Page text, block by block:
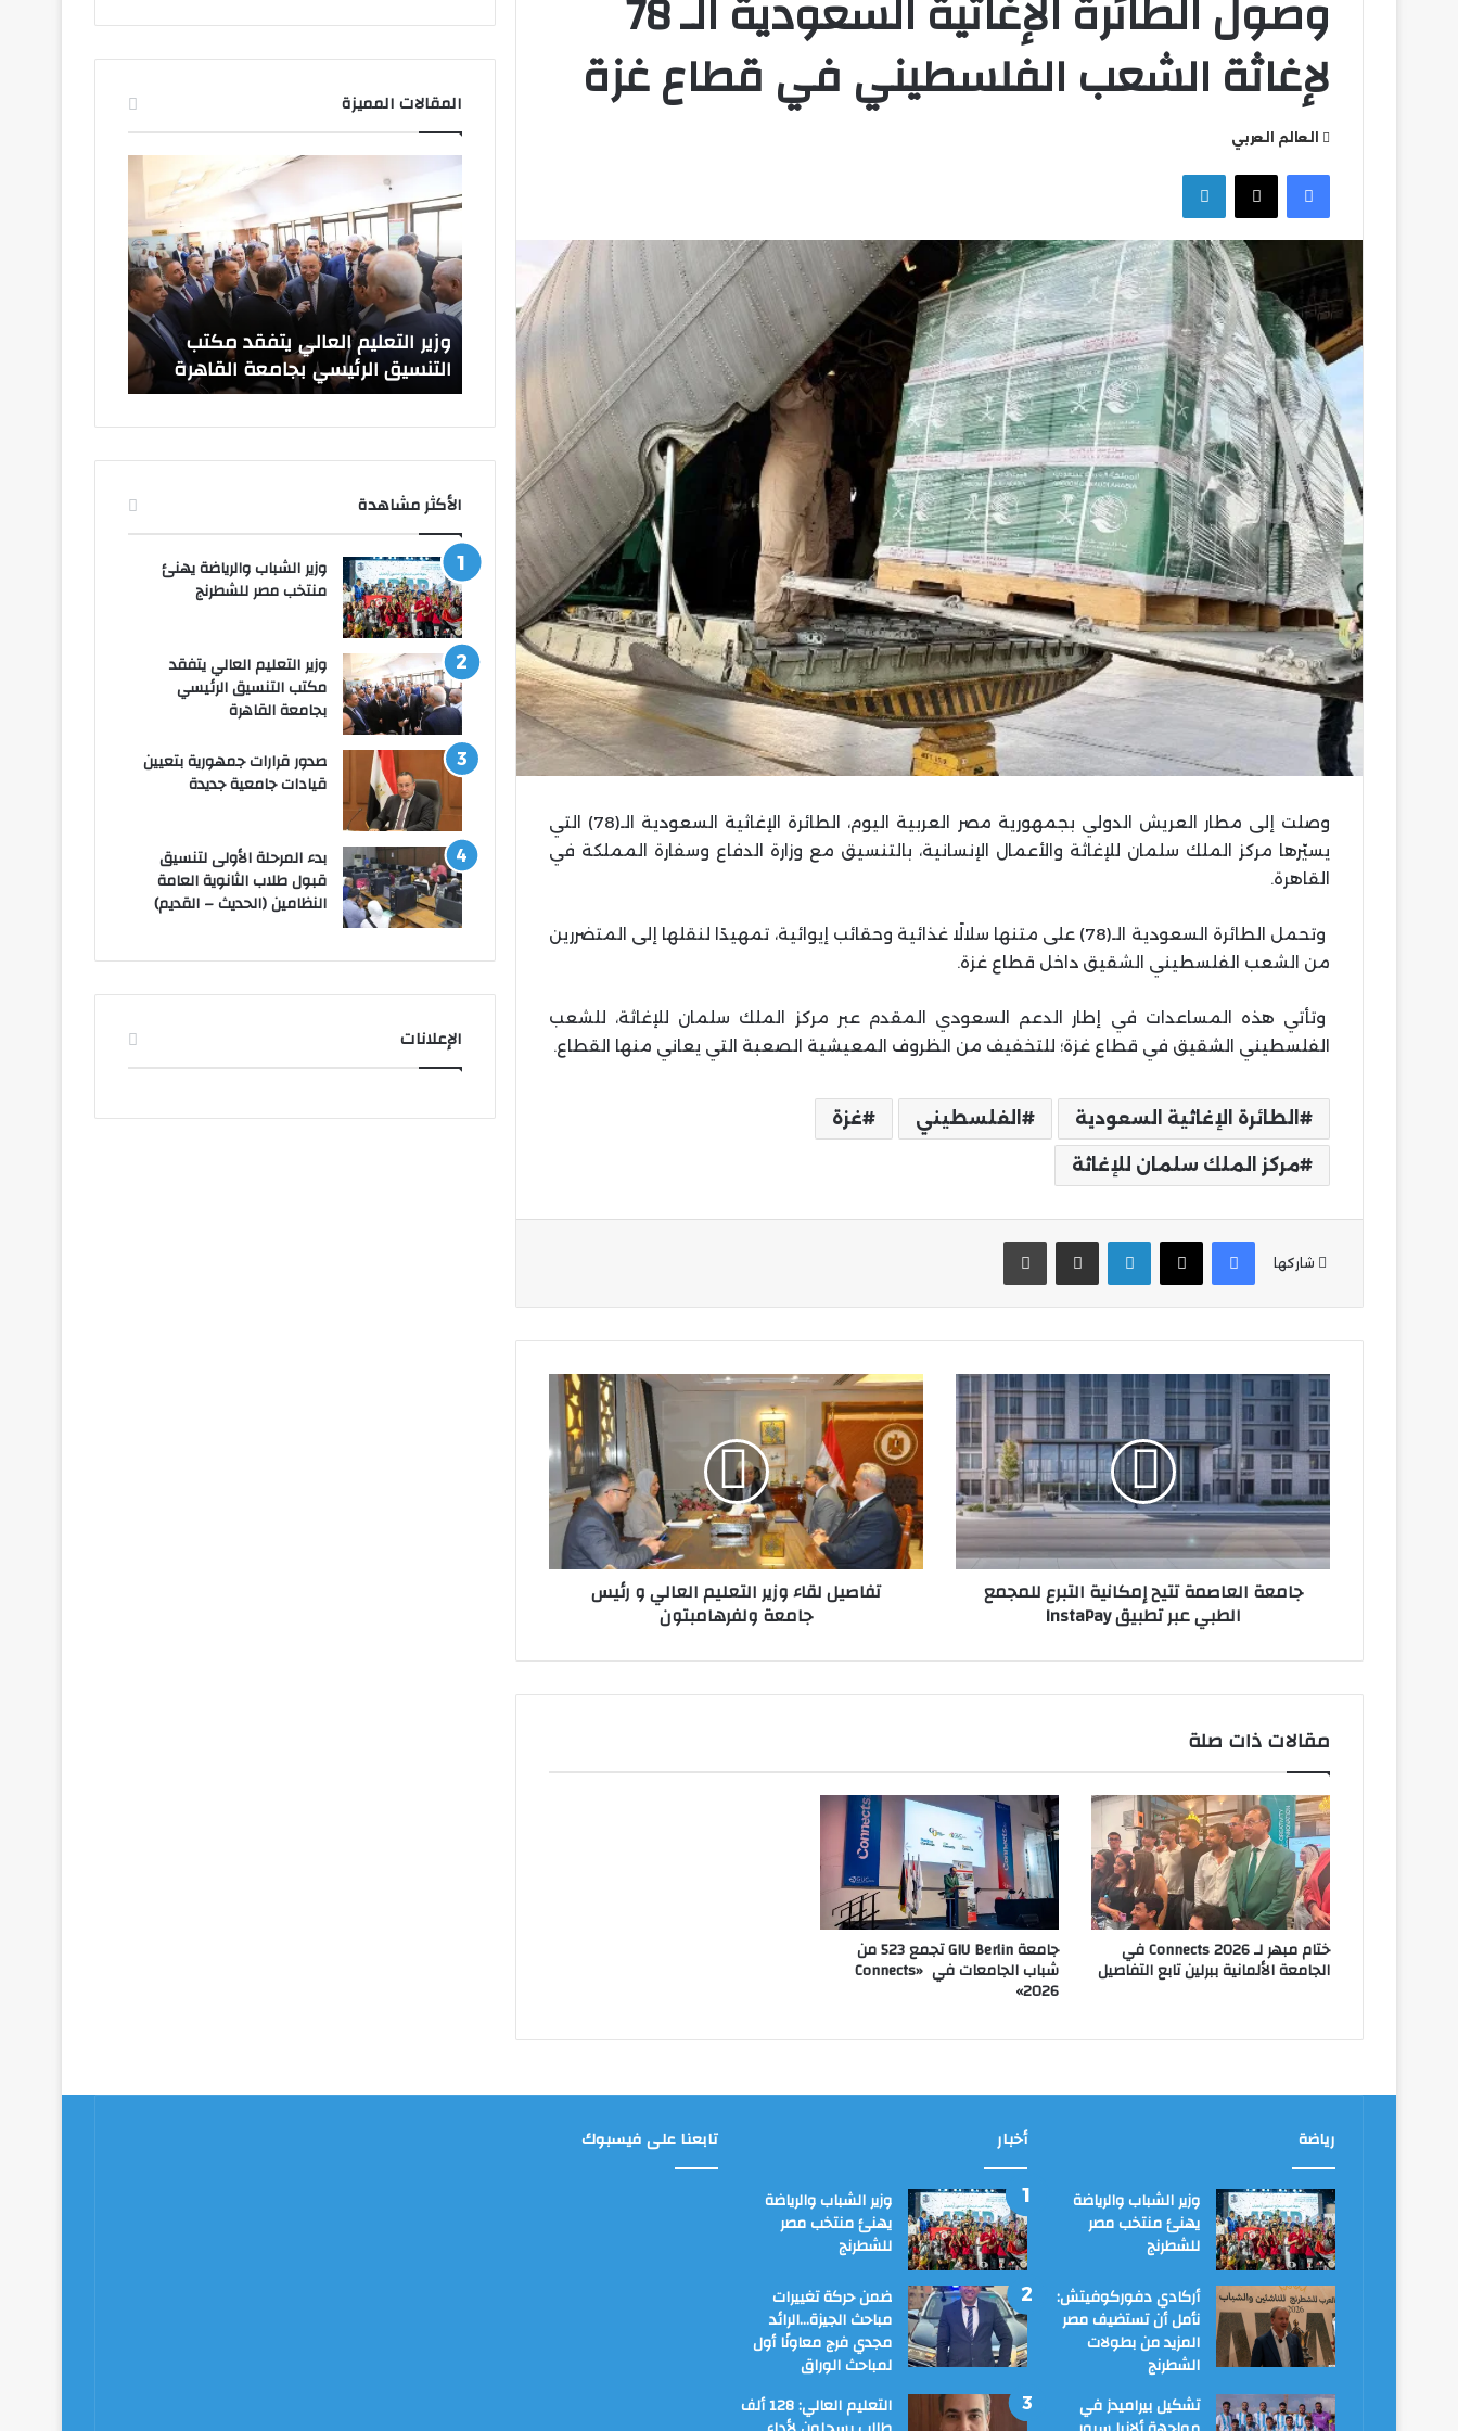
لإغاثة الشعب الفلسطيني في قطاع غزة
العالم العربي
فيسبوك
‫X لينكدإن
وصلت إلى مطار العريش الدولي بجمهورية مصر العربية اليوم، الطائرة الإغاثية السعودية الـ(78) التي
يسيّرها مركز الملك سلمان للإغاثة والأعمال الإنسانية، بالتنسيق مع وزارة الدفاع وسفارة المملكة في
القاهرة.
وتحمل الطائرة السعودية الـ(78) على متنها سلالًا غذائية وحقائب إيوائية، تمهيدًا لنقلها إلى المتضررين
من الشعب الفلسطيني الشقيق داخل قطاع غزة.
وتأتي هذه المساعدات في إطار الدعم السعودي المقدم عبر مركز الملك سلمان للإغاثة، للشعب
الفلسطيني الشقيق في قطاع غزة؛ للتخفيف من الظروف المعيشية الصعبة التي يعاني منها القطاع.
الطائرة الإغاثية السعودية الفلسطيني غزة
مركز الملك سلمان للإغاثة
شاركها
فيسبوك
‫X لينكدإن مشاركة عبر البريد طباعة
جامعة
العاصمة
تتيح
إمكانية
التبرع
للمجمع
الطبي
تطبيق
InstaPay
جامعة العاصمة تتيح إمكانية التبرع للمجمع
الطبي عبر تطبيق InstaPay
تفاصيل
لقاء
وزير
التعليم
العالي
و
رئيس
جامعة
ولفرهامبتون
تفاصيل لقاء وزير التعليم العالي و رئيس
جامعة ولفرهامبتون
مقالات ذات صلة
ختام مبهر لـ Connects 2026 في
الجامعة الألمانية ببرلين تابع التفاصيل
جامعة GIU Berlin تجمع 523 من
شباب الجامعات في «Connects
2026»
المقالات المميزة
للتصدي
للكيانات
الوهمية
التعليم العالي تكثف جهودها للتصدي
للكيانات الوهمية
منتخب
مصر
للشطرنج
وزير الشباب والرياضة يهنئ منتخب
مصر للشطرنج
وزير
العالي
مكتب
التنسيق
الرئيسي
بجامعة
القاهرة
وزير التعليم العالي يتفقد مكتب
التنسيق الرئيسي بجامعة القاهرة
بتعيين
قيادات
جديدة
الأكثر مشاهدة
وزير الشباب والرياضة يهنئ
منتخب مصر للشطرنج
وزير التعليم العالي يتفقد
مكتب التنسيق الرئيسي
بجامعة القاهرة
صدور قرارات جمهورية بتعيين
قيادات جامعية جديدة
بدء المرحلة الأولى لتنسيق
قبول طلاب الثانوية العامة
النظامين (الحديث – القديم)
الإعلانات
رياضة
وزير الشباب والرياضة
يهنئ منتخب مصر
للشطرنج
أركادي دفوركوفيتش:
نأمل أن تستضيف مصر
المزيد من بطولات
الشطرنج
تشكيل بيراميدز في
أخبار
وزير الشباب والرياضة
يهنئ منتخب مصر
للشطرنج
ضمن حركة تغييرات
مباحث الجيزة…الرائد
مجدي فرج معاونًا أول
لمباحث الوراق
التعليم العالي: 128 ألف
تابعنا على فيسبوك